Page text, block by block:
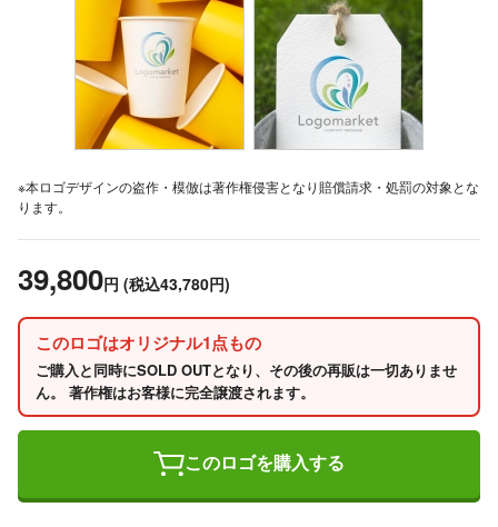
※本ロゴデザインの盗作・模倣は著作権侵害となり賠償請求・処罰の対象とな
ります。
39,800円 (税込43,780円)
このロゴはオリジナル1点もの
ご購入と同時にSOLD OUTとなり、その後の再販は一切ありませ
ん。 著作権はお客様に完全譲渡されます。
このロゴを購入する